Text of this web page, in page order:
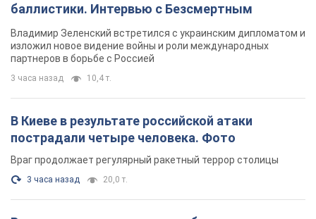
баллистики. Интервью с Безсмертным
Владимир Зеленский встретился с украинским дипломатом и
изложил новое видение войны и роли международных
партнеров в борьбе с Россией
3 часа назад 10,4 т.
В Киеве в результате российской атаки
пострадали четыре человека. Фото
Враг продолжает регулярный ракетный террор столицы
3 часа назад 20,0 т.